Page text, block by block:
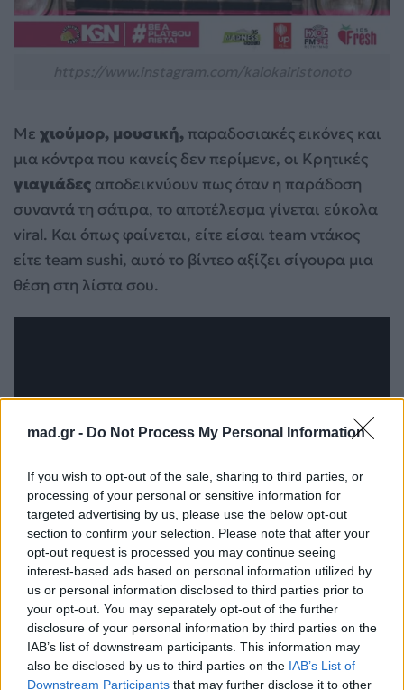
mad.gr - Do Not Process My Personal Information
If you wish to opt-out of the sale, sharing to third parties, or
processing of your personal or sensitive information for
targeted advertising by us, please use the below opt-out
section to confirm your selection. Please note that after your
opt-out request is processed you may continue seeing
interest-based ads based on personal information utilized by
us or personal information disclosed to third parties prior to
your opt-out. You may separately opt-out of the further
disclosure of your personal information by third parties on the
IAB’s list of downstream participants. This information may
also be disclosed by us to third parties on the IAB’s List of
Downstream Participants that may further disclose it to other
Με χιούμορ, μουσική, παραδοσιακές εικόνες και
μια κόντρα που κανείς δεν περίμενε, οι Κρητικές
γιαγιάδες αποδεικνύουν πως όταν η παράδοση
συναντά τη σάτιρα, το αποτέλεσμα γίνεται εύκολα
viral. Και όπως φαίνεται, είτε είσαι team ντάκος
είτε team sushi, αυτό το βίντεο αξίζει σίγουρα μια
θέση στη λίστα σου.
POV: Η Κατερίνα Λιόλιου ένωσε τους Guns N’
Roses με τον… «Λογαριασμό» και τα social
media «τρελαθηκαν»
Τι σημαίνουν οι χάρτινες πεταλούδες που
βλέπεις στα αμάξια μετά από συναυλίες;